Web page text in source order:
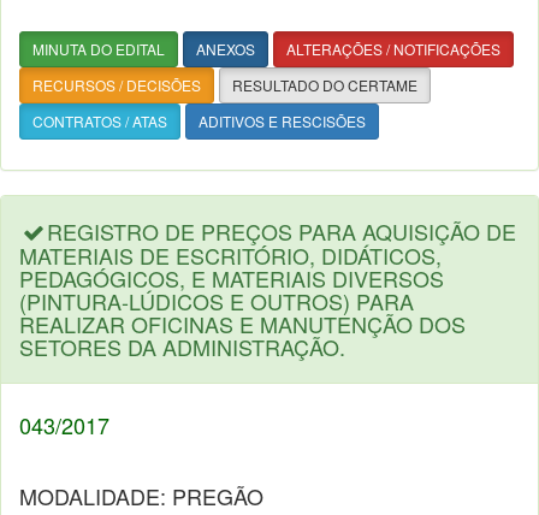
MINUTA DO EDITAL ANEXOS
ALTERAÇÕES / NOTIFICAÇÕES
RECURSOS / DECISÕES
RESULTADO DO CERTAME
CONTRATOS / ATAS
ADITIVOS E RESCISÕES
REGISTRO DE PREÇOS PARA AQUISIÇÃO DE
MATERIAIS DE ESCRITÓRIO, DIDÁTICOS,
PEDAGÓGICOS, E MATERIAIS DIVERSOS
(PINTURA-LÚDICOS E OUTROS) PARA
REALIZAR OFICINAS E MANUTENÇÃO DOS
SETORES DA ADMINISTRAÇÃO.
043/2017
MODALIDADE: PREGÃO